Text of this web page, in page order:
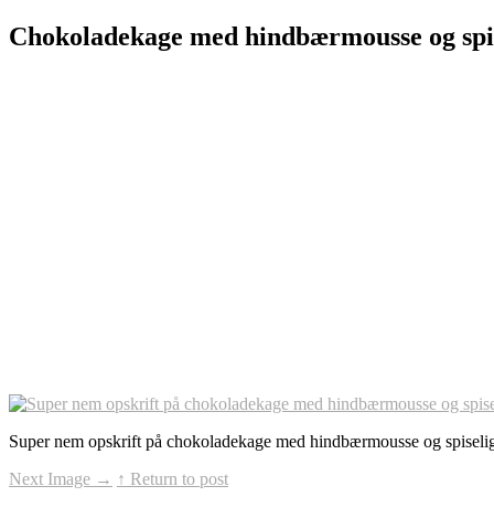
Chokoladekage med hindbærmousse og
Super nem opskrift på chokoladekage med hindbærmousse og
Next Image → ↑ Return to post